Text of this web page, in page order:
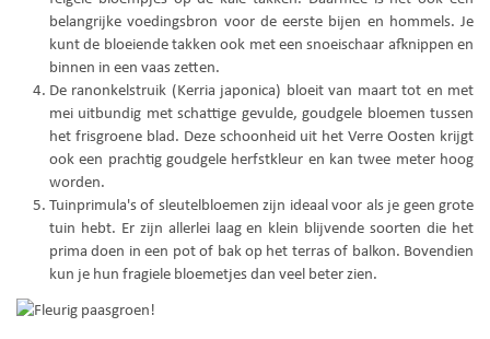
belangrijke voedingsbron voor de eerste bijen en hommels. Je
kunt de bloeiende takken ook met een snoeischaar afknippen en
binnen in een vaas zetten.
De ranonkelstruik (Kerria japonica) bloeit van maart tot en met
mei uitbundig met schattige gevulde, goudgele bloemen tussen
het frisgroene blad. Deze schoonheid uit het Verre Oosten krijgt
ook een prachtig goudgele herfstkleur en kan twee meter hoog
worden.
Tuinprimula's of sleutelbloemen zijn ideaal voor als je geen grote
tuin hebt. Er zijn allerlei laag en klein blijvende soorten die het
prima doen in een pot of bak op het terras of balkon. Bovendien
kun je hun fragiele bloemetjes dan veel beter zien.